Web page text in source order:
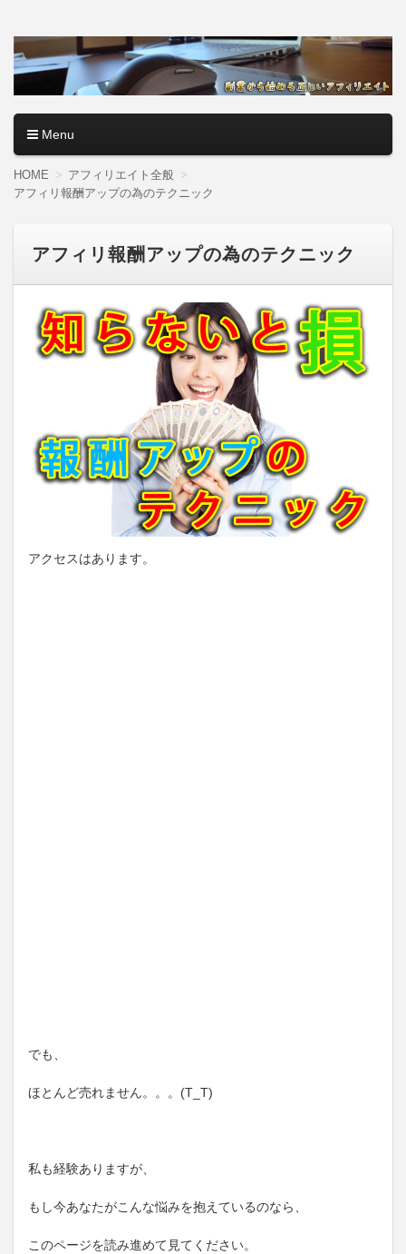
アフィリエイトロード【副
業から始める正しいアフィ
リエイト】
やり方を無料公開中。基礎講座からノウハウまでを当サイト
で記事として紹介しているので、パソコン初心者でも分かり
やすく解説しているので大丈夫＾＾
Menu
コンテンツへ移動
HOME
アフィリエイト全般
アフィリ報酬アップの為のテクニック
アフィリ報酬アップの為のテクニック
アクセスはあります。
でも、
ほとんど売れません。。。(T_T)
私も経験ありますが、
もし今あなたがこんな悩みを抱えているのなら、
このページを読み進めて見てください。